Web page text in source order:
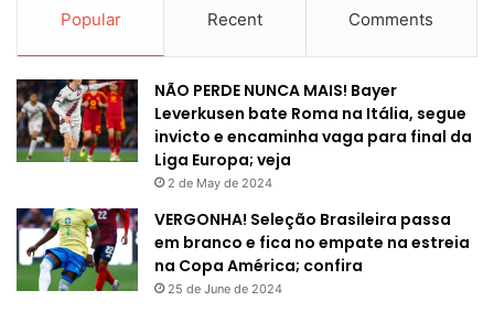
Popular Recent Comments
NÃO PERDE NUNCA MAIS! Bayer
Leverkusen bate Roma na Itália, segue
invicto e encaminha vaga para final da
Liga Europa; veja
2 de May de 2024
VERGONHA! Seleção Brasileira passa
em branco e fica no empate na estreia
na Copa América; confira
25 de June de 2024